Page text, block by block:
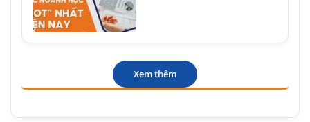
Xem thêm